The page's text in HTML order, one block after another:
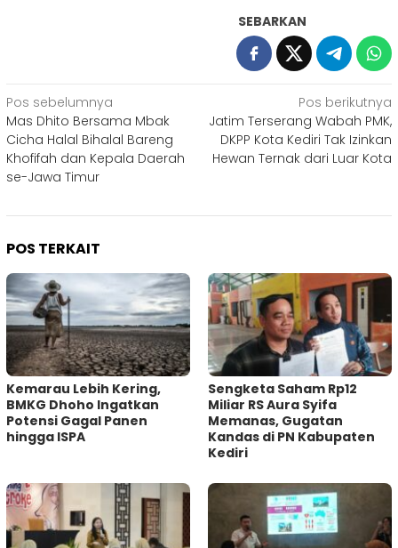
SEBARKAN
Navigasi
pos
Pos sebelumnya
Mas Dhito Bersama Mbak
Cicha Halal Bihalal Bareng
Khofifah dan Kepala Daerah
se-Jawa Timur
Pos berikutnya
Jatim Terserang Wabah PMK,
DKPP Kota Kediri Tak Izinkan
Hewan Ternak dari Luar Kota
POS TERKAIT
Kemarau Lebih Kering,
BMKG Dhoho Ingatkan
Potensi Gagal Panen
hingga ISPA
Sengketa Saham Rp12
Miliar RS Aura Syifa
Memanas, Gugatan
Kandas di PN Kabupaten
Kediri